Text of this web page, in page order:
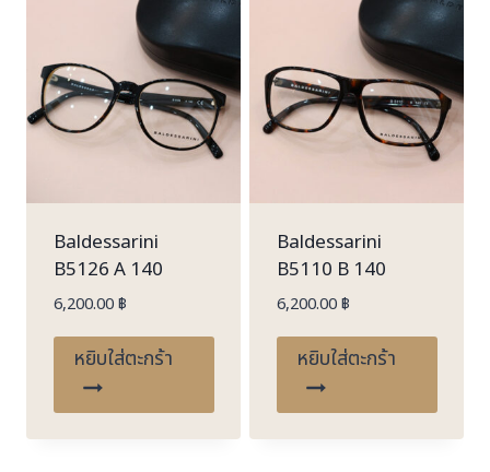
Baldessarini
B5126 A 140
6,200.00฿
หยิบใส่ตะกร้า
Baldessarini
B5110 B 140
6,200.00฿
หยิบใส่ตะกร้า